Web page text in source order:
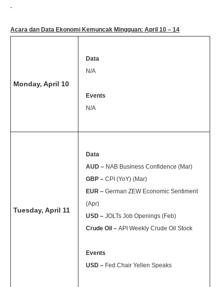
Acara dan Data Ekonomi Kemuncak Mingguan:April 10 – 14
Monday, April 10
Data
N/A
Events
N/A
Tuesday, April 11
Data
AUD – NAB Business Confidence (Mar)
GBP –CPI (YoY) (Mar)
EUR –German ZEW Economic Sentiment
(Apr)
USD –JOLTs Job Openings (Feb)
Crude Oil –API Weekly Crude Oil Stock
Events
USD – Fed Chair Yellen Speaks